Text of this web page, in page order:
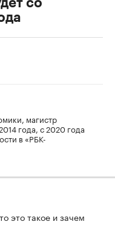
со
магистр
года, с 2020 года
в «РБК-
это такое и зачем